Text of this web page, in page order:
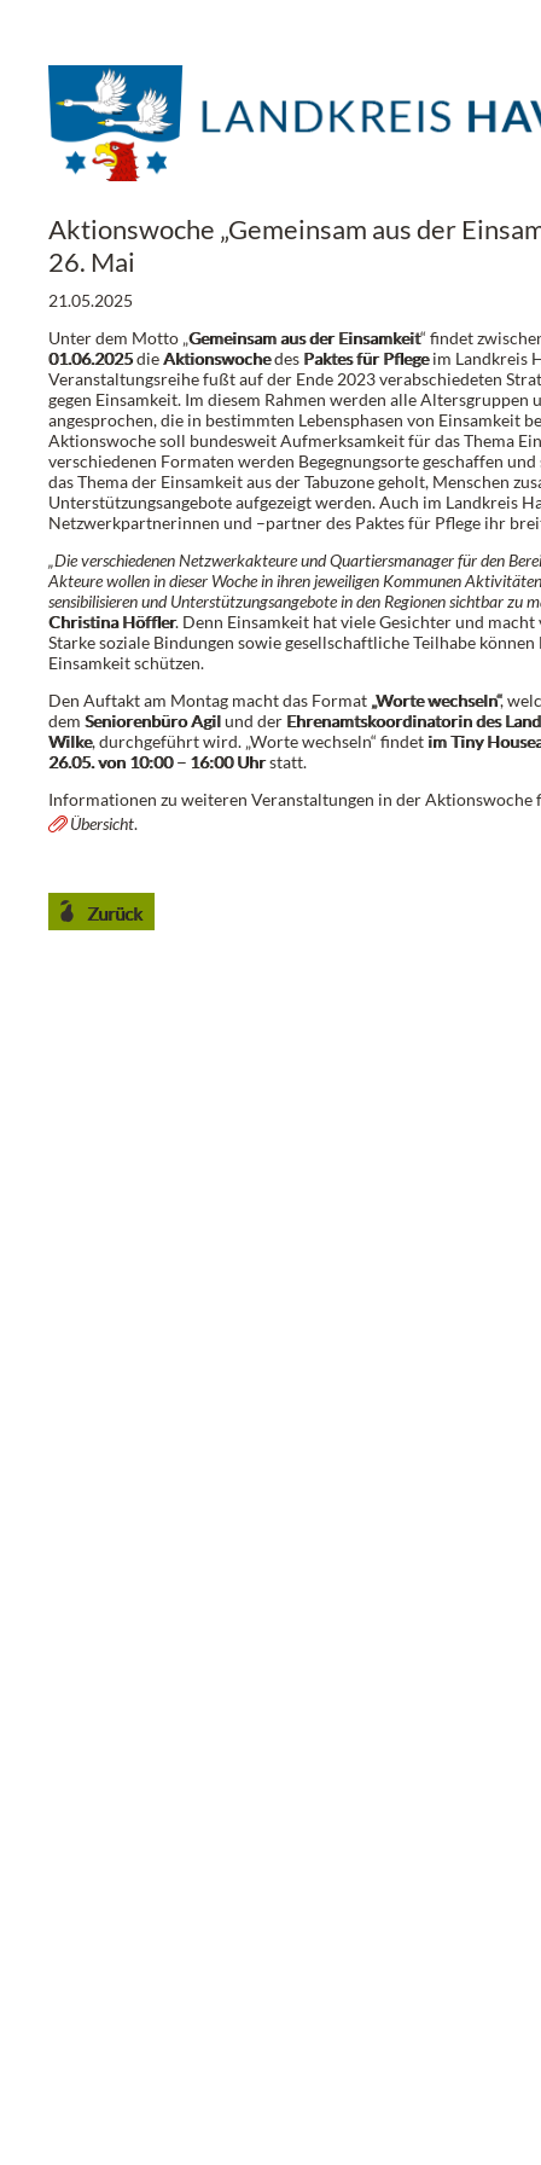
Aktionswoche „Gemeinsam aus der
26. Mai
21.05.2025
Unter dem Motto „Gemeinsam aus der Einsamkeit“ findet
01.06.2025dieAktionswochedes Paktes für Pflegeim Landkreis
Veranstaltungsreihe fußt auf der Ende 2023 verabschiedeten
gegen Einsamkeit. Im diesem Rahmen werden alle Altersgruppen
angesprochen, die in bestimmten Lebensphasen von Einsamkeit
Aktionswoche soll bundesweit Aufmerksamkeit für das Thema
verschiedenen Formaten werden Begegnungsorte geschaffen
das Thema der Einsamkeit aus der Tabuzone geholt, Menschen
Unterstützungsangebote aufgezeigt werden. Auch im Landkreis
Netzwerkpartnerinnen und –partner des Paktes für Pflege ihr
„Die verschiedenen Netzwerkakteure und Quartiersmanager für den
Akteure wollen in dieser Woche in ihren jeweiligen Kommunen
sensibilisieren und Unterstützungsangebote in den Regionen sichtbar zu
Christina Höffler. Denn Einsamkeit hat viele Gesichter und
Starke soziale Bindungen sowie gesellschaftliche Teilhabe
Einsamkeit schützen.
Den Auftakt am Montag macht das Format „Worte wechseln“,
dem Seniorenbüro Agilund der Ehrenamtskoordinatorin des
Wilke, durchgeführt wird. „Worte wechseln“ findet im Tiny House
26.05. von 10:00 – 16:00 Uhrstatt.
Informationen zu weiteren Veranstaltungen in der Aktionswoche
Übersicht.
Zurück